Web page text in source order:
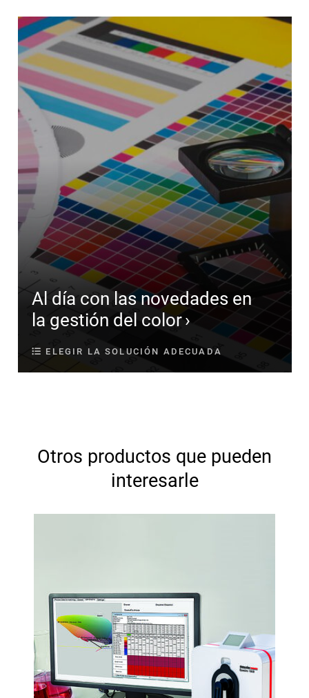
Al día con las novedades en
la gestión del color
ELEGIR LA SOLUCIÓN ADECUADA
Otros productos que pueden
interesarle